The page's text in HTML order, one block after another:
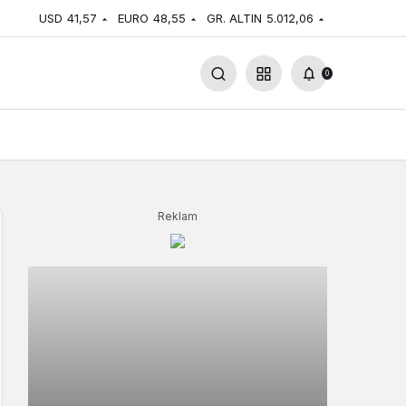
USD 41,57 EURO 48,55 GR. ALTIN 5.012,06
0
Reklam